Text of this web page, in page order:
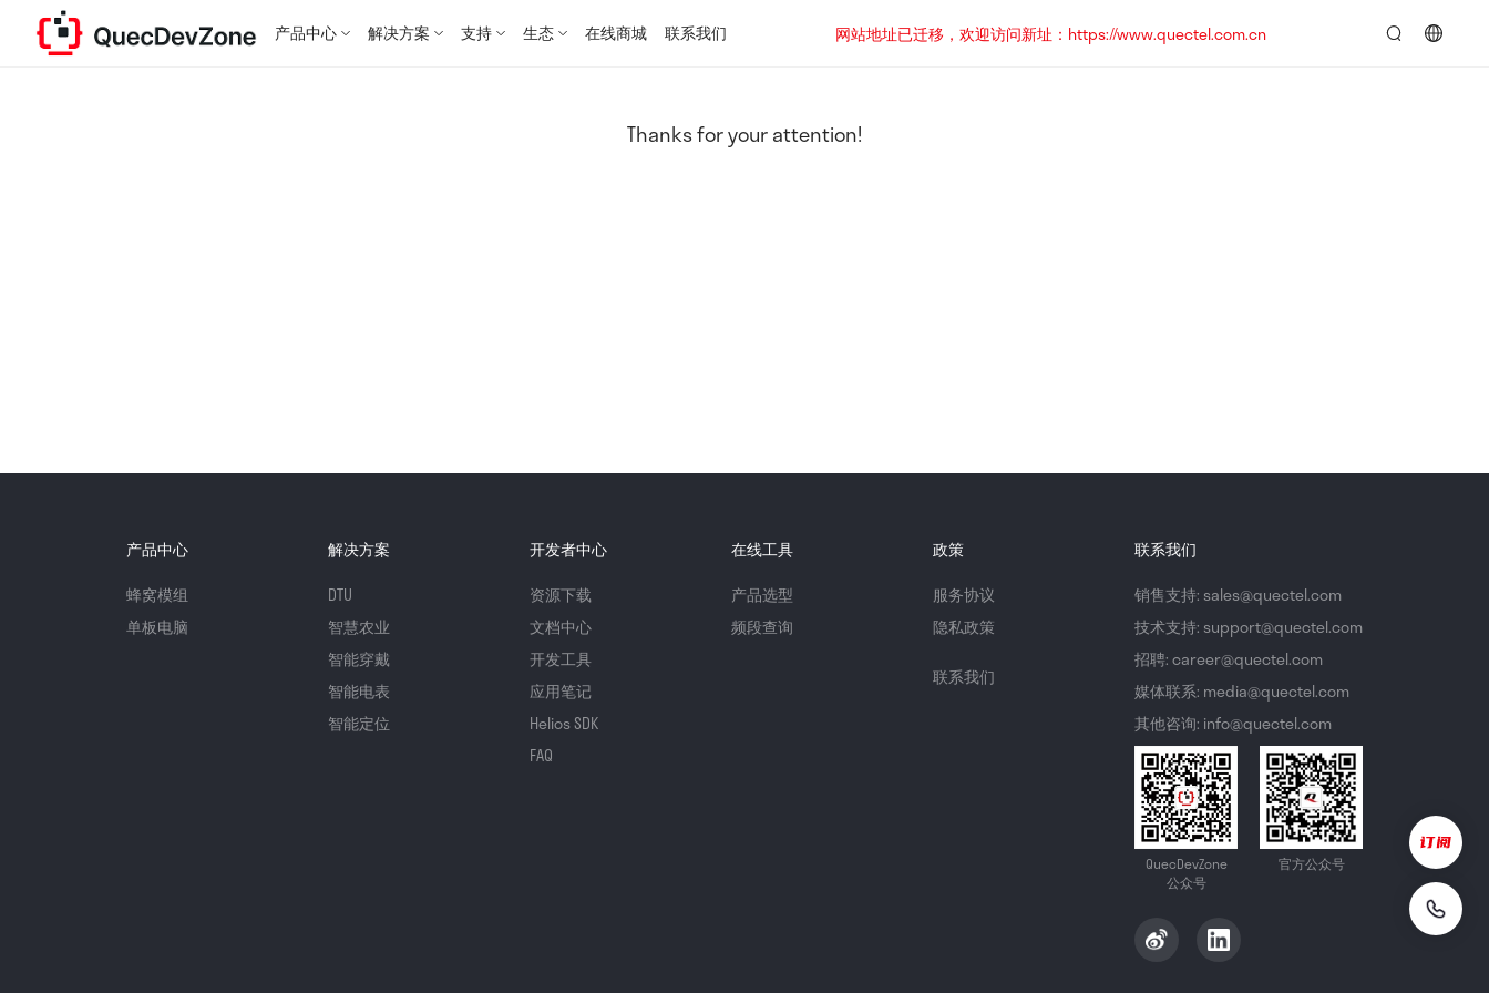
产品中心 解决方案 支持 生态 在线商城 联系我们
网站地址已迁移，欢迎访问新址：https://www.quectel.com.cn
Thanks for your attention!
产品中心
蜂窝模组
单板电脑
解决方案
DTU
智慧农业
智能穿戴
智能电表
智能定位
开发者中心
资源下载
文档中心
开发工具
应用笔记
Helios SDK
FAQ
在线工具
产品选型
频段查询
政策
服务协议
隐私政策
联系我们
联系我们
销售支持: sales@quectel.com
技术支持: support@quectel.com
招聘: career@quectel.com
媒体联系: media@quectel.com
其他咨询: info@quectel.com
QuecDevZone
公众号
官方公众号